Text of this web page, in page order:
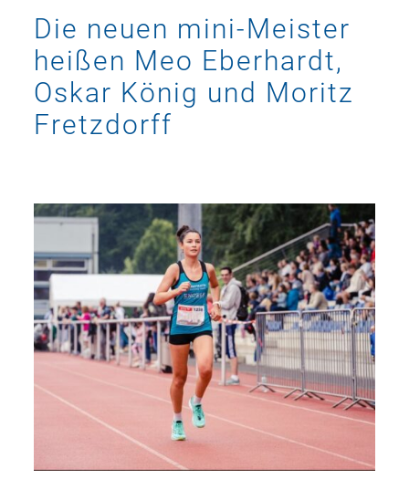
Die neuen mini-Meister
heißen Meo Eberhardt,
Oskar König und Moritz
Fretzdorff